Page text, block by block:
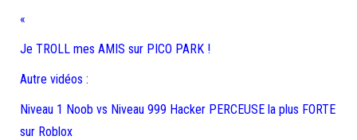
«
Je TROLL mes AMIS sur PICO PARK !
Autre vidéos :
Niveau 1 Noob vs Niveau 999 Hacker PERCEUSE la plus FORTE
sur Roblox